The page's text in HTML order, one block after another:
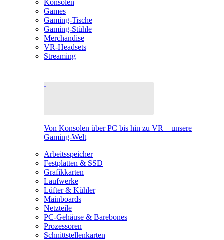
Konsolen
Games
Gaming-Tische
Gaming-Stühle
Merchandise
VR-Headsets
Streaming
Von Konsolen über PC bis hin zu VR – unsere
Gaming-Welt
Arbeitsspeicher
Festplatten & SSD
Grafikkarten
Laufwerke
Lüfter & Kühler
Mainboards
Netzteile
PC-Gehäuse & Barebones
Prozessoren
Schnittstellenkarten